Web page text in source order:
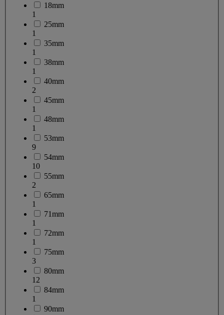
18mm
1
25mm
1
35mm
1
38mm
1
40mm
2
45mm
1
48mm
1
53mm
9
54mm
10
55mm
2
65mm
1
71mm
1
72mm
1
75mm
3
80mm
12
84mm
1
90mm